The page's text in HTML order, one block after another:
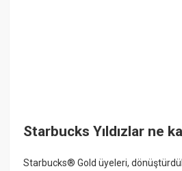
Starbucks Yıldızlar ne
Starbucks® Gold üyeleri,